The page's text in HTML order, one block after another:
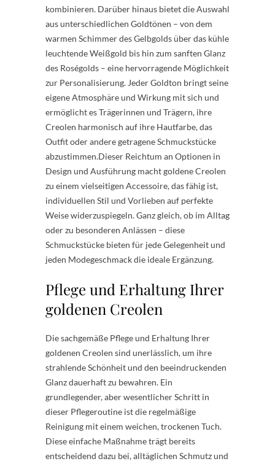
kombinieren. Darüber hinaus bietet die Auswahl
aus unterschiedlichen Goldtönen – von dem
warmen Schimmer des Gelbgolds über das kühle
leuchtende Weißgold bis hin zum sanften Glanz
des Roségolds – eine hervorragende Möglichkeit
zur Personalisierung. Jeder Goldton bringt seine
eigene Atmosphäre und Wirkung mit sich und
ermöglicht es Trägerinnen und Trägern, ihre
Creolen harmonisch auf ihre Hautfarbe, das
Outfit oder andere getragene Schmuckstücke
abzustimmen.Dieser Reichtum an Optionen in
Design und Ausführung macht goldene Creolen
zu einem vielseitigen Accessoire, das fähig ist,
individuellen Stil und Vorlieben auf perfekte
Weise widerzuspiegeln. Ganz gleich, ob im Alltag
oder zu besonderen Anlässen – diese
Schmuckstücke bieten für jede Gelegenheit und
jeden Modegeschmack die ideale Ergänzung.
Pflege und Erhaltung Ihrer
goldenen Creolen
Die sachgemäße Pflege und Erhaltung Ihrer
goldenen Creolen sind unerlässlich, um ihre
strahlende Schönheit und den beeindruckenden
Glanz dauerhaft zu bewahren. Ein
grundlegender, aber wesentlicher Schritt in
dieser Pflegeroutine ist die regelmäßige
Reinigung mit einem weichen, trockenen Tuch.
Diese einfache Maßnahme trägt bereits
entscheidend dazu bei, alltäglichen Schmutz und